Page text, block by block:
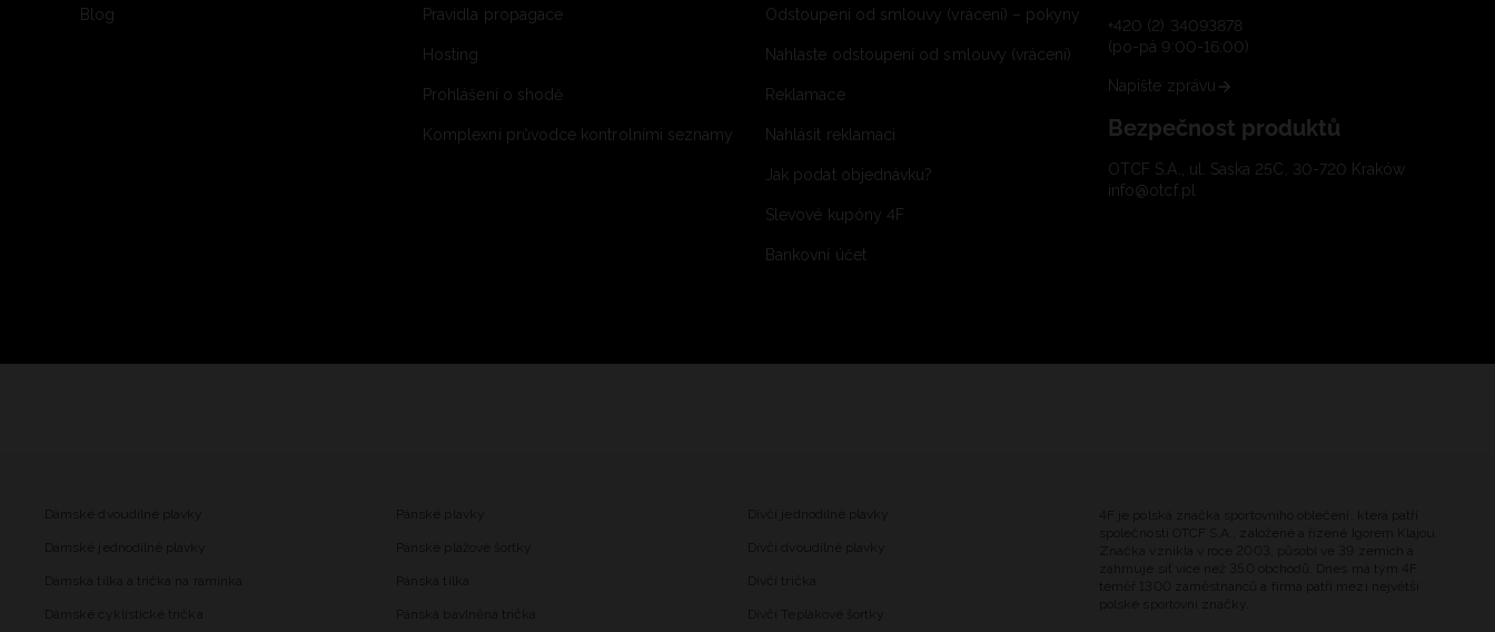
Blog Pravidla propagace
Hosting
Prohlášení o shodě
Komplexní průvodce kontrolními seznamy
Odstoupení od smlouvy (vrácení) – pokyny
Nahlaste odstoupení od smlouvy (vrácení)
Reklamace
Nahlásit reklamaci
Jak podat objednávku?
Slevové kupóny 4F
Bankovní účet
+420 (2) 34093878
(po-pá 9:00-16:00)
Napište zprávu
Bezpečnost produktů
OTCF S.A., ul. Saska 25C, 30-720 Kraków
info@otcf.pl